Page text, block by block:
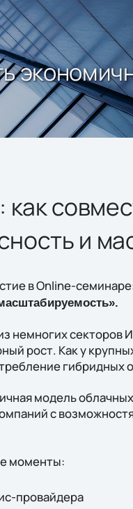
и
в Online-
немногих секторов
рост. Как у
гибридных
модель
с
моменты:
провайдера